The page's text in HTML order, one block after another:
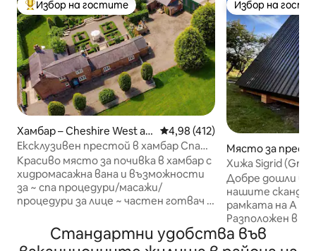
Най-популярен избор на гостите
Избор на гостите
Хамбар – Cheshire West an
d Chester
Средна оценка: 4,98 от 5,
4,98 (412)
Ексклузивен престой в хамбар Спа
процедури и главен готвач на място
Красиво място за почивка в хамбар с
хидромасажна вана и възможности
за ~ спа процедури/масажи/
процедури за лице ~ частен готвач ~
двойки, семейства/групи на
територията на историческата
Избор на
Избор на
Място за
e-celyn
Хижа Sigrid (Graig
Добре дошли в
нашите
рамката на A
Разположен в
Кливд район с
природна
Стандартни удобства във